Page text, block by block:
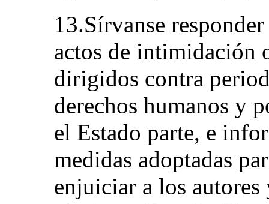
13.Sírvanse
actos de intimidación
dirigidos contra
derechos humanos y
el Estado parte, e
medidas adoptadas
enjuiciar a los